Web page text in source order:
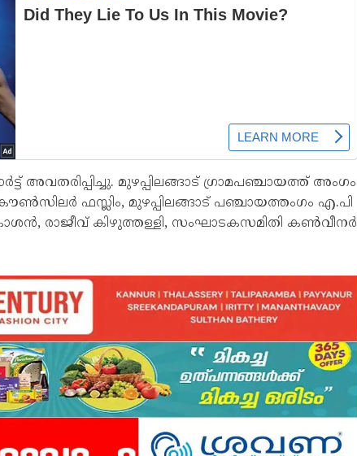
അവതരിപ്പിച്ചു. മുഴപ്പിലങ്ങാട് ഗ്രാമപഞ്ചായത്ത് അംഗം
ഫസ്ലിം, മുഴപ്പിലങ്ങാട് പഞ്ചായത്തംഗം എ.പി
രാജീവ് കിഴുത്തള്ളി, സംഘാടകസമിതി കൺവീനർ